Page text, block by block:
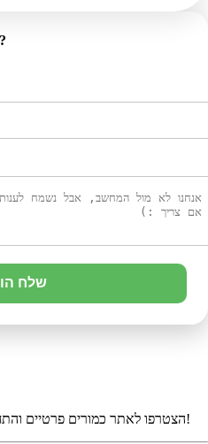
יש לכם שאלות? נתקלתם בבאג?
שלח הודעה
הצטרפו לאתר כמורים פרטיים והתחילו לקבל פניות מתלמידים עוד היום!